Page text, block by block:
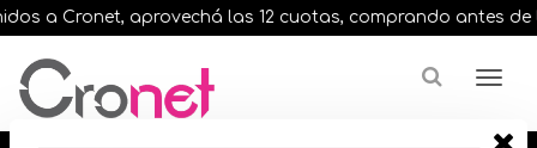
a Cronet, aprovechá las 12 cuotas, comprando antes de